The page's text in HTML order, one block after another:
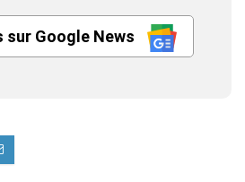
sur Google News